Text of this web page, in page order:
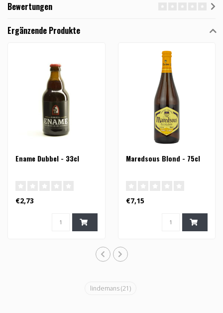
Bewertungen
Ergänzende Produkte
Ename Dubbel - 33cl
€2,73
Maredsous Blond - 75cl
€7,15
lindemans(21)